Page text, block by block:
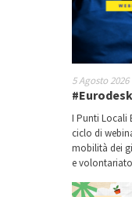
5 Agosto 2026
I Punti Locali
ciclo di
mobilità dei
e